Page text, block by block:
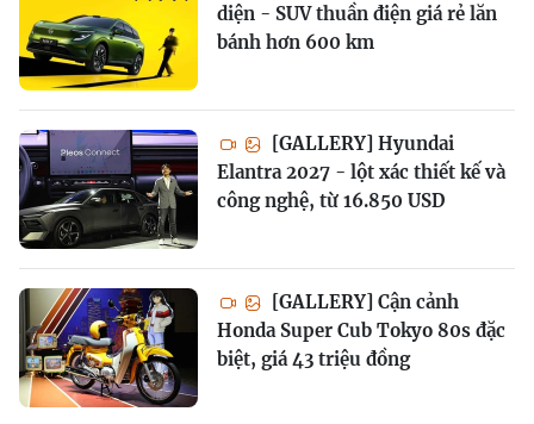
diện - SUV thuần điện giá rẻ lăn
bánh hơn 600 km
[GALLERY] Hyundai
Elantra 2027 - lột xác thiết kế và
công nghệ, từ 16.850 USD
[GALLERY] Cận cảnh
Honda Super Cub Tokyo 80s đặc
biệt, giá 43 triệu đồng